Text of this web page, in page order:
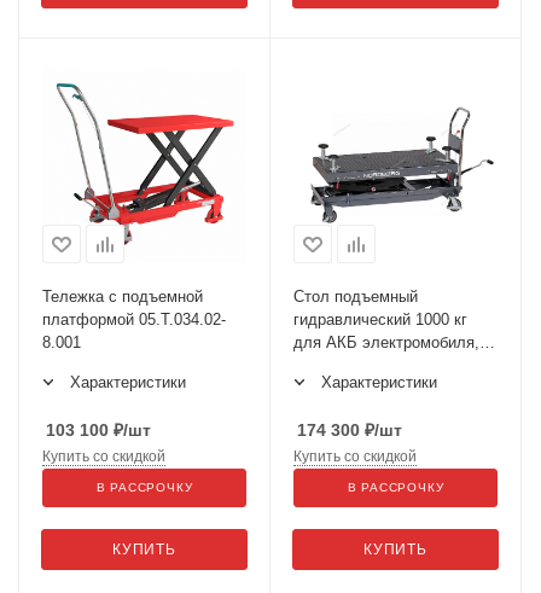
Тележка с подъемной
платформой 05.Т.034.02-
8.001
Характеристики
103 100 ₽/шт
КУПИТЬ
Купить со скидкой
В РАССРОЧКУ
Стол подъемный
гидравлический 1000 кг
для АКБ электромобиля,
N3T1000GH
Характеристики
174 300 ₽/шт
КУПИТЬ
Купить со скидкой
В РАССРОЧКУ